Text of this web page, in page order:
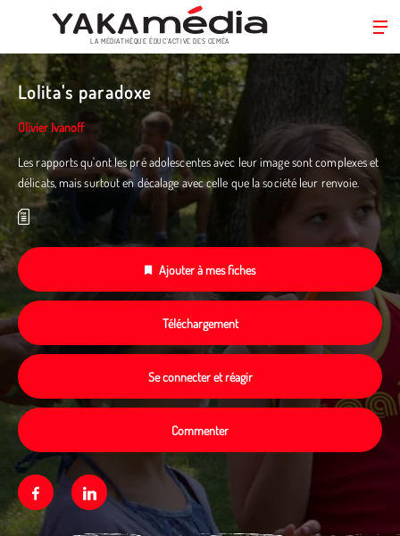
Aller
au
contenu
principal
LA MÉDIATHÈQUE ÉDUC’ACTIVE DES CEMÉA
Lolita's paradoxe
Olivier Ivanoff
Les rapports qu'ont les pré adolescentes avec leur image sont complexes et
délicats, mais surtout en décalage avec celle que la société leur renvoie.
Ajouter à mes fiches
Téléchargement
Se connecter et réagir
Commenter
FacebookLinkedin